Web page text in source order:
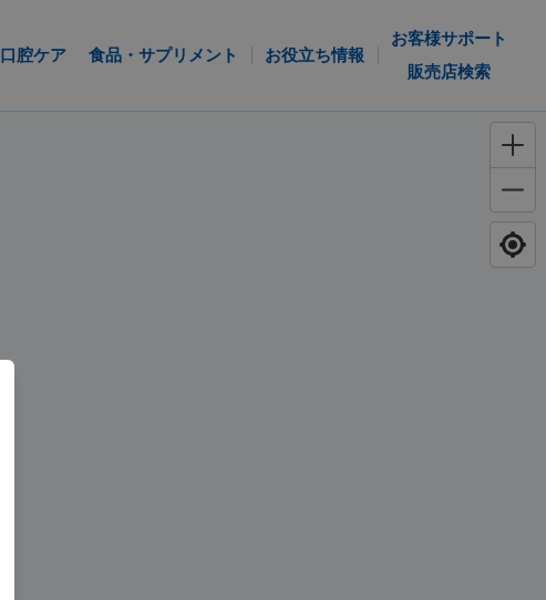
腔ケア 食品・サプリメント お役立ち情報
お客様サポート
販売店検索